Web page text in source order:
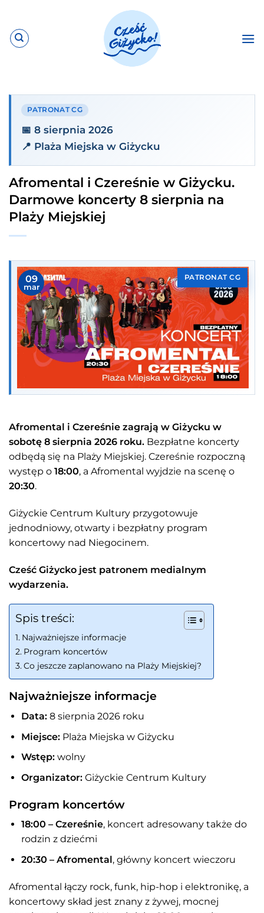
zawartości
PATRONAT CG
📅 8 sierpnia 2026
📍 Plaża Miejska w Giżycku
Afromental i Czereśnie w Giżycku.
Darmowe koncerty 8 sierpnia na
Plaży Miejskiej
PATRONAT CG
09
mar
Afromental i Czereśnie zagrają w Giżycku w
sobotę 8 sierpnia 2026 roku. Bezpłatne koncerty
odbędą się na Plaży Miejskiej. Czereśnie rozpoczną
występ o 18:00, a Afromental wyjdzie na scenę o
20:30.
Giżyckie Centrum Kultury przygotowuje
jednodniowy, otwarty i bezpłatny program
koncertowy nad Niegocinem.
Cześć Giżycko jest patronem medialnym
wydarzenia.
Spis treści:
Najważniejsze informacje
Program koncertów
Co jeszcze zaplanowano na Plaży Miejskiej?
Najważniejsze informacje
Data:8 sierpnia 2026 roku
Miejsce:Plaża Miejska w Giżycku
Wstęp:wolny
Organizator:Giżyckie Centrum Kultury
Program koncertów
18:00 – Czereśnie, koncert adresowany także do
rodzin z dziećmi
20:30 – Afromental, główny koncert wieczoru
Afromental łączy rock, funk, hip-hop i elektronikę, a
koncertowy skład jest znany z żywej, mocnej